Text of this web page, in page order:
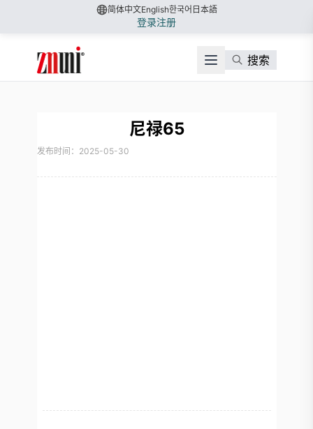
简体中文English한국어 日本語
登录注册
搜索
尼禄65
发布时间：2025-05-30